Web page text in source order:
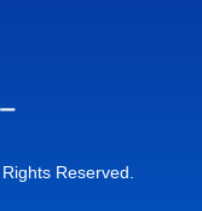
Reserved.